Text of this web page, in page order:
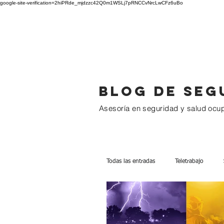
google-site-verification=2hiPRde_mjdzzc42Q0m1WSLj7pRNCCvNrcLwCFz6uBo
Blog de
Asesoría en seguridad y salud
Todas las entradas Teletrabajo
1 a 10 Trabajadores Más de